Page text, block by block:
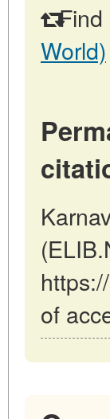
Find
World)
of